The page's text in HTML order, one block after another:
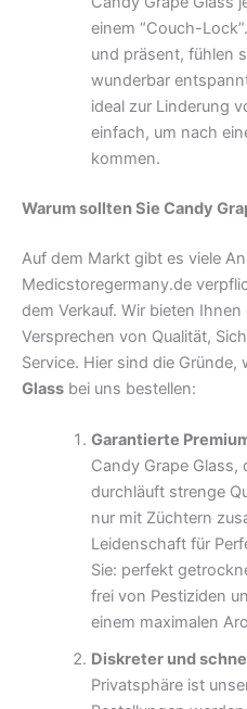
einem “Couch-
und präsent, fühlen
wunderbar
ideal zur Linderung
einfach, um nach
kommen.
Warum sollten Sie Candy
Auf dem Markt gibt es viele
Medicstoregermany.de
dem Verkauf. Wir bieten Ihnen
Versprechen von Qualität,
Service. Hier sind die Gründe,
Glass bei uns bestellen:
Garantierte
Candy Grape Glass,
durchläuft strenge
nur mit Züchtern
Leidenschaft für
Sie: perfekt
frei von Pestiziden
einem maximalen
Diskreter und
Privatsphäre ist